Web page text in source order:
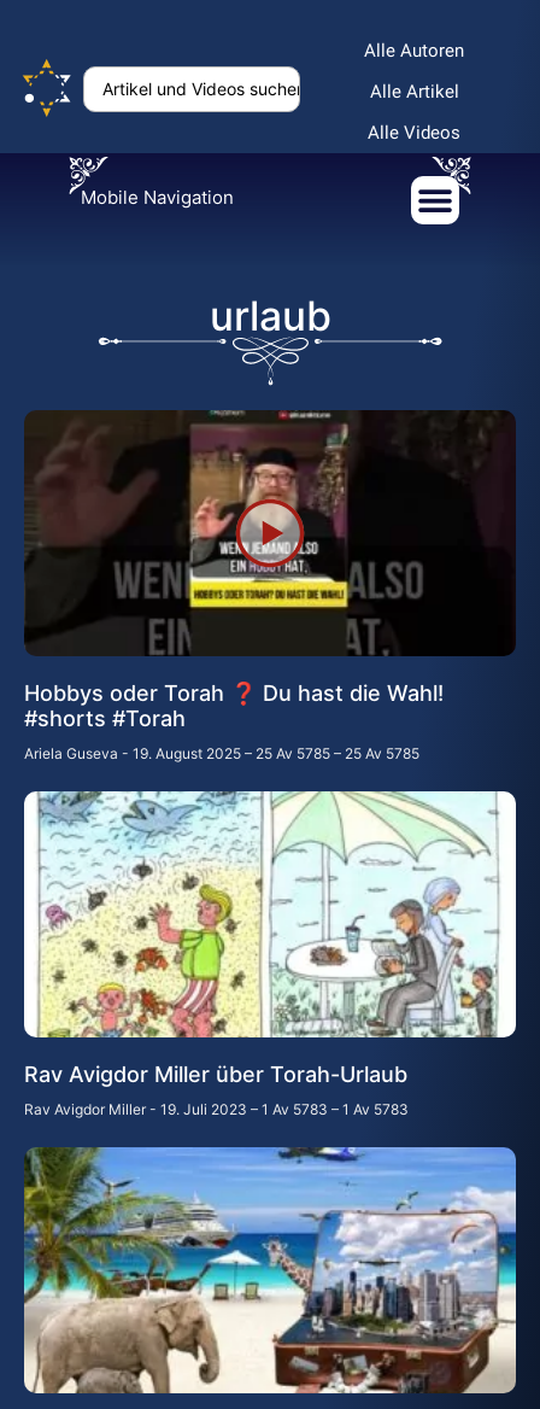
Alle Autoren
Alle Artikel
Alle Videos
Mobile Navigation
urlaub
Hobbys oder Torah ❓ Du hast die Wahl!
#shorts #Torah
Ariela Guseva 19. August 2025 – 25 Av 5785 – 25 Av 5785
Rav Avigdor Miller über Torah-Urlaub
Rav Avigdor Miller 19. Juli 2023 – 1 Av 5783 – 1 Av 5783